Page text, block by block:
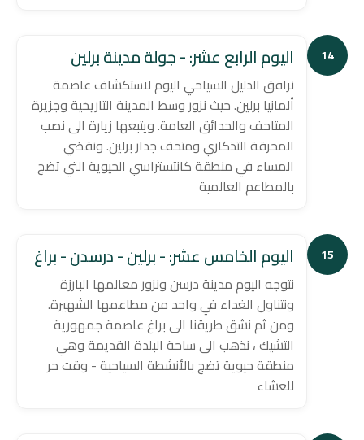
14 اليوم الرابع عشر: - جولة مدينة برلين
نرافق الدليل السياحي اليوم لاستكشاف عاصمة
ألمانيا برلين. حيث نزور وسط المدينة التاريخية وجزيرة
المتاحف والحدائق العامة. ويتبعها زيارة الى نصب
المحرقة التذكاري ومتحف جدار برلين. ونقضي
المساء في منطقة كانتستراسي الحيوية التي تضج
بالمطاعم العالمية
15 اليوم الخامس عشر: - برلين - درسدن - براغ
نتوجه اليوم مدينة درسن ونزور معالمها البارزة
ونتناول الغداء في واحد من مطاعمها الشهيرة.
ومن ثم نشق طريقنا الى براغ عاصمة جمهورية
التشيك ، نذهب الى ساحة البلدة القديمة وهي
منطقة حيوية تضج بالأنشطة السياحية - وقت حر
للعشاء